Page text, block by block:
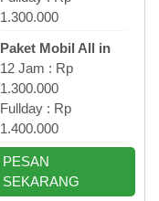
1.300.000
Paket Mobil All in
12 Jam : Rp
1.300.000
Fullday : Rp
1.400.000
PESAN
SEKARANG